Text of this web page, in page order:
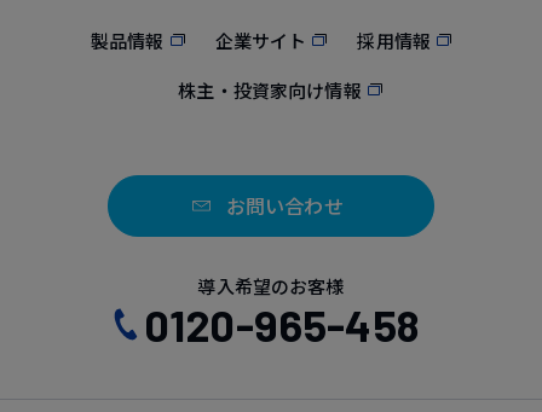
製品情報 企業サイト
採用情報
株主・投資家向け情報
お問い合わせ
導入希望のお客様
0120-965-458